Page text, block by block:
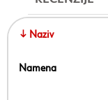
↓ Naziv
Namena